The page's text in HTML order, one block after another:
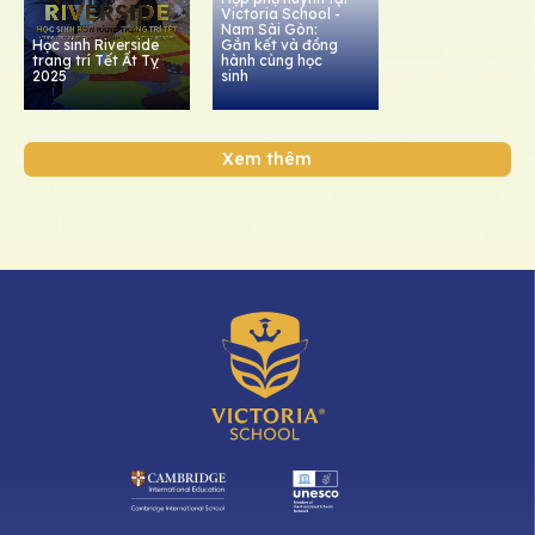
Học sinh Riverside
trang trí Tết Ất Tỵ
2025
Victoria School -
Nam Sài Gòn:
Gắn kết và đồng
hành cùng học
sinh
Xem thêm